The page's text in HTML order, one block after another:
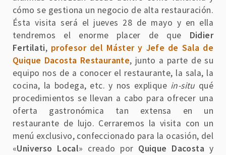
cómo se gestiona un negocio de alta restauración.
Ésta visita será el jueves 28 de mayo y en ella
tendremos el enorme placer de que Didier
Fertilati, profesor del Máster y Jefe de Sala de
Quique Dacosta Restaurante, junto a parte de su
equipo nos de a conocer el restaurante, la sala, la
cocina, la bodega, etc. y nos explique in-situ qué
procedimientos se llevan a cabo para ofrecer una
oferta gastronómica tan extensa en un
restaurante de lujo. Cerraremos la visita con un
menú exclusivo, confeccionado para la ocasión, del
«Universo Local» creado por Quique Dacosta y